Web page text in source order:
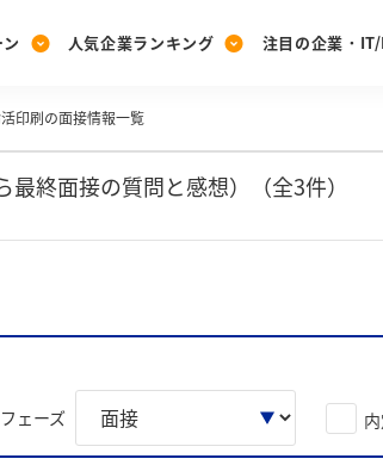
[27卒] 本選考体験
人気企業ランキング
グを見る
みんなのDX企業
みんなのIT業界新
注目の企業・
業特集
28卒 IT・DX企業
ろう！業界・企業研究
印刷の面接情報一覧
終面接の質問と感想）（全3件）
ェーズ